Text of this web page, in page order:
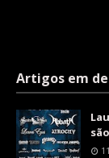
Artigos em